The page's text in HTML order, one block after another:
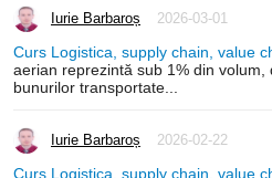
Iurie Barbaroș 2026-03-01
Curs Logistica, supply chain, value
aerian reprezintă sub 1% din
bunurilor transportate...
Iurie Barbaroș 2026-02-22
Curs Logistica, supply chain, value